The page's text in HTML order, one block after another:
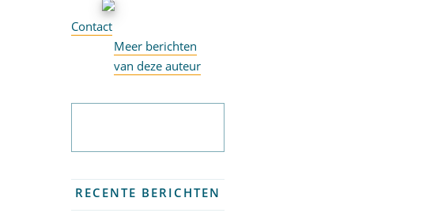
Contact
Meer berichten
van deze auteur
RECENTE BERICHTEN